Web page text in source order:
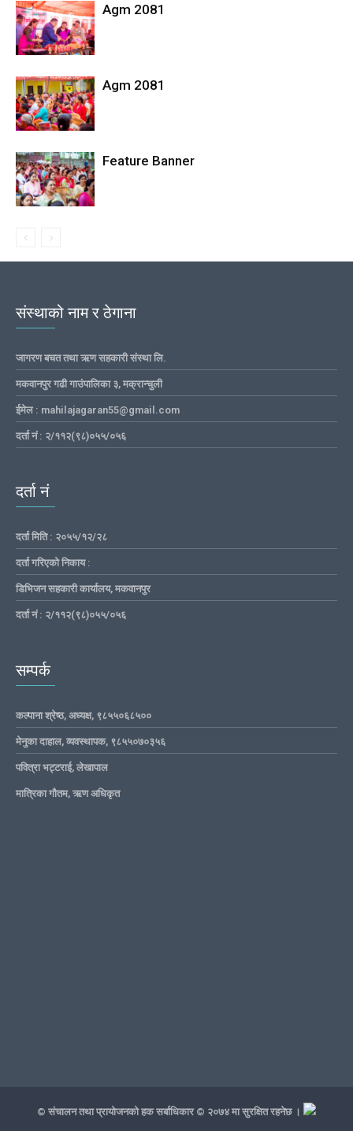
Agm 2081
Agm 2081
Feature Banner
संस्थाको नाम र ठेगाना
जागरण बचत तथा ऋण सहकारी संस्था लि.
मकवानपुर गढी गाउंपालिका ३, मक्रान्चुली
ईमेल : mahilajagaran55@gmail.com
दर्ता नं : २/११२(९८)०५५/०५६
दर्ता नं
दर्ता मिति : २०५५/१२/२८
दर्ता गरिएको निकाय :
डिभिजन सहकारी कार्यालय, मकवानपुर
दर्ता नं : २/११२(९८)०५५/०५६
सम्पर्क
कल्पाना श्रेष्ठ, अध्यक्ष, ९८५५०६८५००
मेनुका दाहाल, व्यवस्थापक, ९८५५०७०३५६
पवित्रा भट्टराई, लेखापाल
मात्रिका गौतम, ऋण अधिकृत
© संचालन तथा प्रायोजनको हक सर्बाधिकार © २०७४ मा सुरक्षित रहनेछ ।